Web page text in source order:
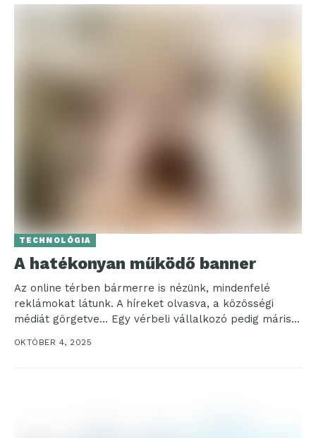
TECHNOLÓGIA
A hatékonyan működő banner
Az online térben bármerre is nézünk, mindenfelé
reklámokat látunk. A híreket olvasva, a közösségi
médiát görgetve… Egy vérbeli vállalkozó pedig máris a
lehetőségeket...
OKTÓBER 4, 2025